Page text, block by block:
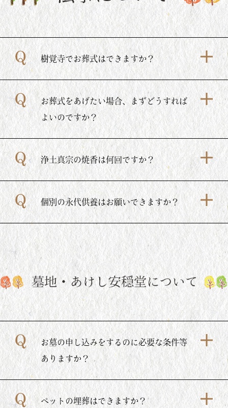
樹覚寺でお葬式はできますか？
お葬式をあげたい場合、まずどうすれば
よいのですか？
浄土真宗の焼香は何回ですか？
個別の永代供養はお願いできますか？
お墓の申し込みをするのに必要な条件等
ありますか？
ペットの埋葬はできますか？